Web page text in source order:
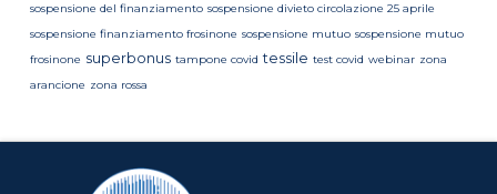
sospensione del finanziamento sospensione divieto circolazione 25 aprile
sospensione finanziamento frosinone sospensione mutuo sospensione mutuo
frosinone superbonus tampone covid tessile test covid webinar zona
arancione zona rossa